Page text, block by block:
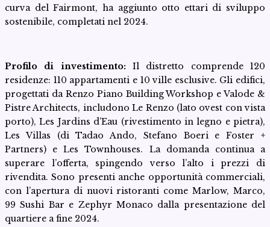
curva del Fairmont, ha aggiunto otto ettari di sviluppo
sostenibile, completati nel 2024.
Profilo di investimento:Il distretto comprende 120
residenze: 110 appartamenti e 10 ville esclusive. Gli edifici,
progettati da Renzo Piano Building Workshop e Valode &
Pistre Architects, includono Le Renzo (lato ovest con vista
porto), Les Jardins d’Eau (rivestimento in legno e pietra),
Les Villas (di Tadao Ando, Stefano Boeri e Foster +
Partners) e Les Townhouses. La domanda continua a
superare l’offerta, spingendo verso l’alto i prezzi di
rivendita. Sono presenti anche opportunità commerciali,
con l’apertura di nuovi ristoranti come Marlow, Marco,
99 Sushi Bar e Zephyr Monaco dalla presentazione del
quartiere a fine 2024.